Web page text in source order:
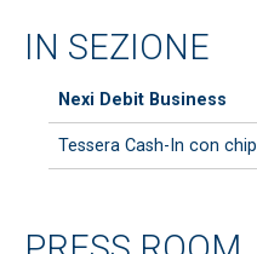
IN SEZIONE
Nexi Debit Business
Tessera Cash-In con chip